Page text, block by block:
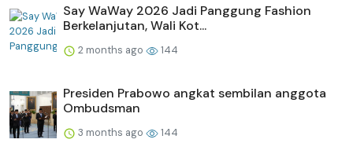
Say WaWay 2026 Jadi Panggung Fashion
Berkelanjutan, Wali Kot...
2 months ago 144
Presiden Prabowo angkat sembilan anggota
Ombudsman
3 months ago 144